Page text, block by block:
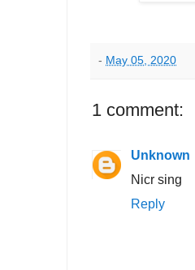
- May 05, 2020
1 comment:
Unknown
Nicr sing
Reply